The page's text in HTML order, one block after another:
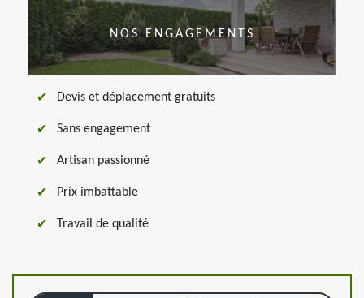
NOS ENGAGEMENTS
Devis et déplacement gratuits
Sans engagement
Artisan passionné
Prix imbattable
Travail de qualité